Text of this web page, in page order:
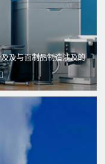
及与面制品制造涉及的